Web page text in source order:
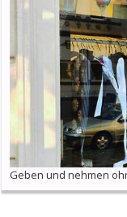
Geben und nehmen